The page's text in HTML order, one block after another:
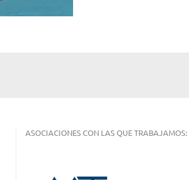
ASOCIACIONES CON LAS QUE TRABAJAMOS: